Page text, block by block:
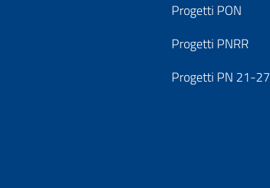
Progetti PON
Progetti PNRR
Progetti PN 21-27